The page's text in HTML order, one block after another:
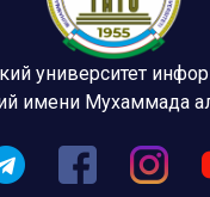
университет
имени Мухаммада